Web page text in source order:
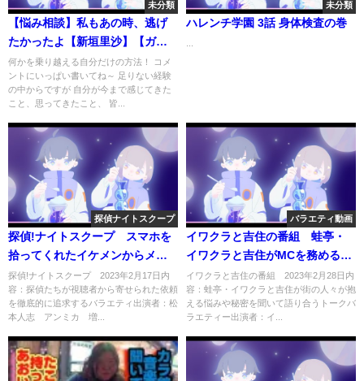
未分類
【悩み相談】私もあの時、逃げ
たかったよ【新垣里沙】【ガキ
さん】
何かを乗り越える自分だけの方法！ コメ
ントにいっぱい書いてね～ 足りない経験
の中からですが 自分が今まで感じてきた
こと、思ってきたこと、 皆...
未分類
ハレンチ学園 3話 身体検査の巻
探偵ナイトスクープ
探偵!ナイトスクープ スマホを
拾ってくれたイケメンからメッ
セージ 2月17日
探偵!ナイトスクープ 2023年2月17日内
容：探偵たちが視聴者から寄せられた依頼
を徹底的に追求するバラエティ出演者：松
本人志 アンミカ 増...
バラエティ動画
イワクラと吉住の番組 蛙亭・
イワクラと吉住がMCを務めるト
ークバラエティー 2月28日
イワクラと吉住の番組 2023年2月28日内
容：蛙亭・イワクラと吉住が街の人々が抱
える悩みや秘密を聞いて語り合うトークバ
ラエティー出演者：イ...